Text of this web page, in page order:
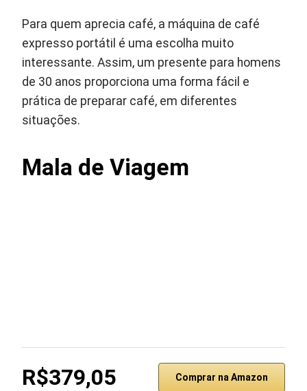
Para quem aprecia café, a máquina de café
expresso portátil é uma escolha muito
interessante. Assim, um presente para homens
de 30 anos proporciona uma forma fácil e
prática de preparar café, em diferentes
situações.
Mala de Viagem
R$379,05 Comprar na Amazon